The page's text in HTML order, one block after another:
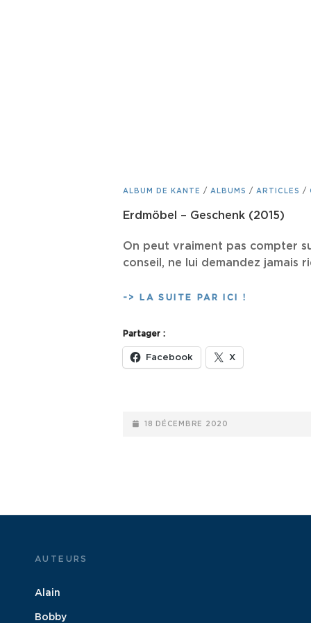
CAT
ALBUM DE KANTE / ALBUMS / ARTICLES /
Erdmöbel – Geschenk (2015)
On peut vraiment pas compter
conseil, ne lui demandez jamais
-> LA SUITE PAR ICI !
Partager :
Facebook X
POSTED-
18 DÉCEMBRE 2020
AUTEURS
Alain
Bobby